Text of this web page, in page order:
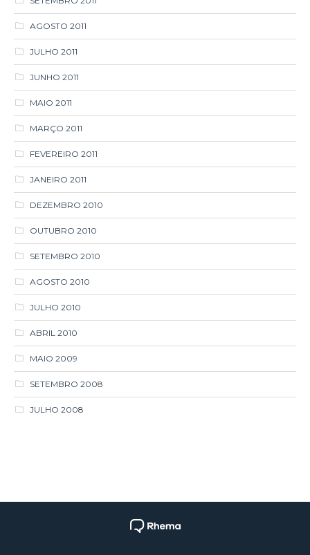
AGOSTO 2011
JULHO 2011
JUNHO 2011
MAIO 2011
MARÇO 2011
FEVEREIRO 2011
JANEIRO 2011
DEZEMBRO 2010
OUTUBRO 2010
SETEMBRO 2010
AGOSTO 2010
JULHO 2010
ABRIL 2010
MAIO 2009
SETEMBRO 2008
JULHO 2008